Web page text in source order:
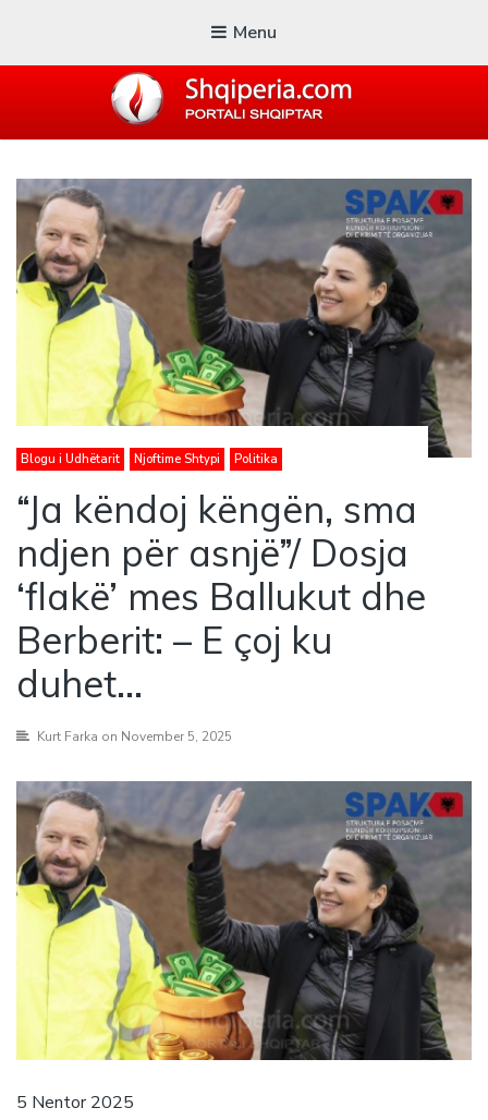
Menu
Blogu i ShqiperiaCom
Blogu i Udhëtarit Njoftime Shtypi Politika
“Ja këndoj këngën, sma
ndjen për asnjë”/ Dosja
‘flakë’ mes Ballukut dhe
Berberit: – E çoj ku
duhet…
Kurt Farka on November 5, 2025
5 Nentor 2025